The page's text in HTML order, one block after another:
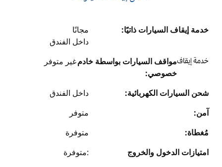
خدمة إيقاف السيارات ذاتيًا:
مجانًا
داخل الفندق
خدمة إيقافمواقف السيارات بواسطة خادم
خصوصي:
غير متوفر
شحن السيارات الكهربائية:
داخل الفندق
آمن:
متوفر
مُغطاة:
متوفرة
امتيازات الدخول والخروج
:متوفرة